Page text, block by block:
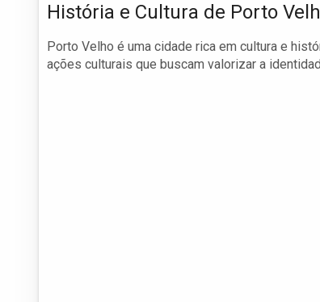
História e Cultura de Porto
Porto Velho é uma cidade rica em cultura e
ações culturais que buscam valorizar a